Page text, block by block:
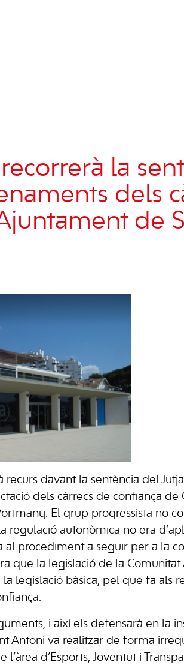
la
dels
de
recurs davant la sentència del
dels càrrecs de confiança de
El grup progressista no
regulació autonòmica no era
procediment a seguir per a la
que la legislació de la
legislació bàsica, pel que fa als
i així els defensarà en la
Antoni va realitzar de forma
d’Esports, Joventut i